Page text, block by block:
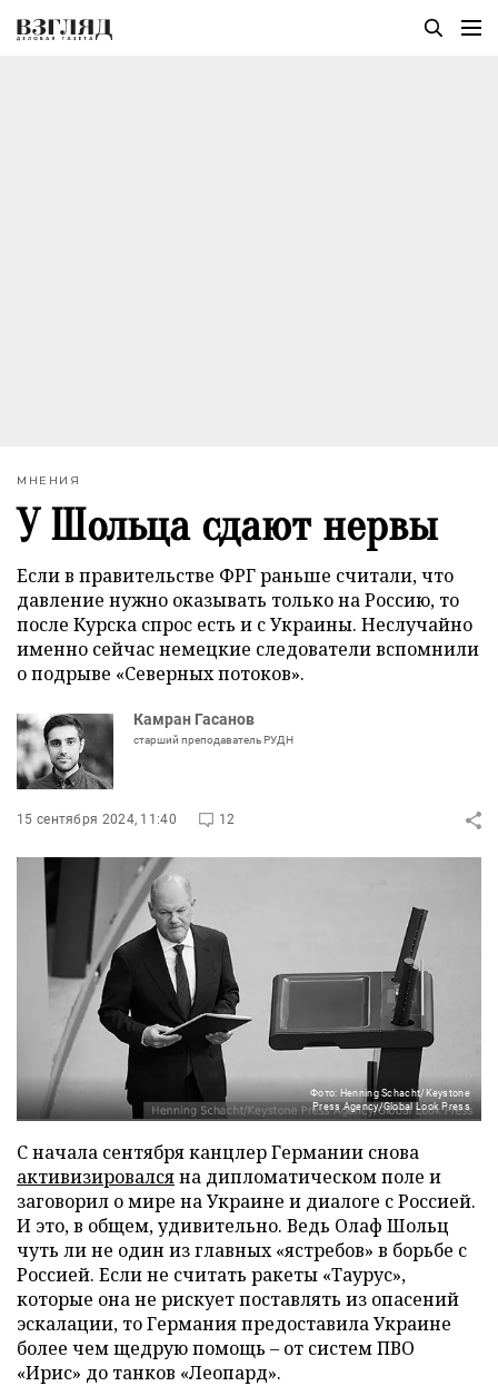
МНЕНИЯ
У Шольца сдают нервы
Если в правительстве ФРГ раньше считали, что
давление нужно оказывать только на Россию, то
после Курска спрос есть и с Украины. Неслучайно
именно сейчас немецкие следователи вспомнили
о подрыве «Северных потоков».
Камран Гасанов
старший преподаватель РУДН
15 сентября 2024, 11:40 12
Фото: Henning Schacht/Keystone
Press Agency/Global Look Press
С начала сентября канцлер Германии снова
активизировалсяна дипломатическом поле и
заговорил о мире на Украине и диалоге с Россией.
И это, в общем, удивительно. Ведь Олаф Шольц
чуть ли не один из главных «ястребов» в борьбе с
Россией. Если не считать ракеты «Таурус»,
которые она не рискует поставлять из опасений
эскалации, то Германия предоставила Украине
более чем щедрую помощь – от систем ПВО
«Ирис» до танков «Леопард».